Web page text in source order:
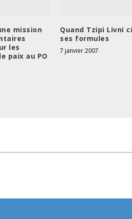
mission
les
paix au PO
Quand Tzipi Livni
ses formules
7 janvier 2007